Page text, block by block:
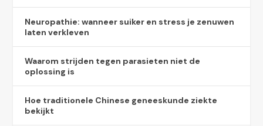
Neuropathie: wanneer suiker en stress je zenuwen
laten verkleven
Waarom strijden tegen parasieten niet de
oplossing is
Hoe traditionele Chinese geneeskunde ziekte
bekijkt